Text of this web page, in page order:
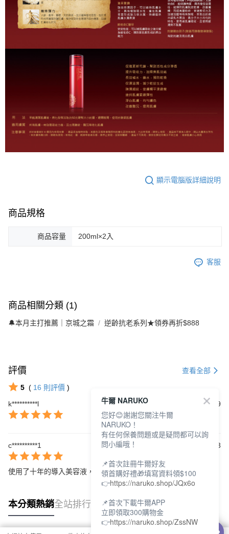
【注意事項】
１．透過由恩沛科技股份有限公司提供之「AFTEE先享後付」服務完成之交
易，需依本服務之必要範圍內提供個人資料，並將交易相關給付款項請求債
https://aftee.tw/terms/#terms3
３．未成年的使用者請事先徵得法定代理人或監護人之同意方可使用
「AFTEE先享後付」，若未經同意申辦者引起之損失，本公司不負相關責
４．使用「AFTEE先享後付」時，將依據個別帳號之用戶狀況，依本公司即
時審查核予不同之上限額度；若仍有額度不足之情形，本公司將視審查結果
請求用戶進行身份認證。
５．嚴禁一人註冊多個帳號或使用他人資訊註冊。若發現惡意使用之情形，
恩沛科技股份有限公司將有權停止該用戶之使用額度並採取法律行動。
7-11取貨付款
每筆NT$80，滿NT$599(含以上)免運費
每筆NT$80，滿NT$599(含以上)免運費
每筆NT$80，滿NT$599(含以上)免運費
每筆NT$220，滿NT$599(含以上)免運費
海外宅配 查看運費
顯示電腦版詳細說明
商品規格
商品容量 200ml×2入
客服
商品相關分類 (1)
🔔本月主打推薦｜京城之霜 逆齡抗老系列★領券再折$888
評價 查看全部
5 ( 16 則評價 )
k**********l
2026/01/09
c**********1 2025/12/13
使用了十年的導入美容液，效果完全不減分
本分類熱銷全站排行
牛爾 NARUKO
您好😊謝謝您關注牛爾
NARUKO！
有任何保養問題或是疑問都可以詢
問小編哦！
📌首次註冊牛爾好友
領首購好禮🎁填寫資料領$100
👉https://naruko.shop/JQx6o
📌首次下載牛爾APP
立即領取300購物金
👉https://naruko.shop/ZssNW